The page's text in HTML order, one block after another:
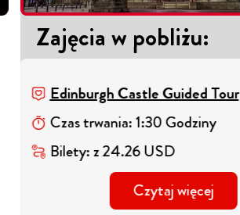
Zajęcia w pobliżu:
Edinburgh Castle Guided Tour
Czas trwania:1:30Godziny
Bilety:z24.26USD
Czytaj więcej